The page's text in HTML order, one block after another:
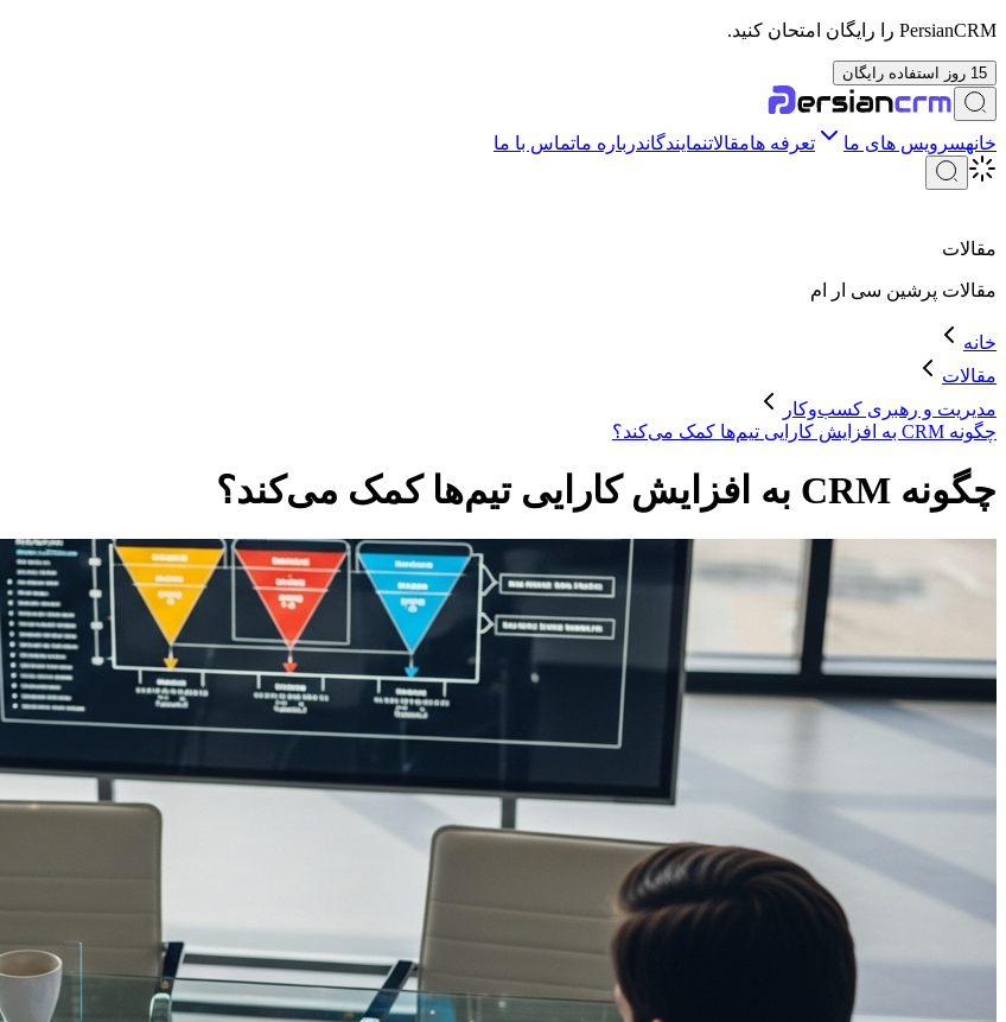
PersianCRM را رایگان امتحان کنید.
15 روز استفاده رایگان
خانهسرویس های ما تعرفه هامقالاتنمایندگاندرباره ماتماس با ما
مقالات
مقالات پرشین سی ار ام
خانه
مقالات
مدیریت و رهبری کسب‌وکار
چگونه CRM به افزایش کارایی تیم‌ها کمک می‌کند؟
چگونه CRM به افزایش کارایی تیم‌ها کمک می‌کند؟